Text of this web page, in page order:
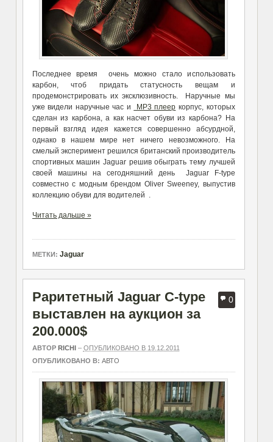
Последнее время очень можно стало использовать
карбон, чтоб придать статусность вещам и
продемонстрировать их эксклюзивность. Наручные мы
уже видели наручные час и
MP3 плеер корпус, которых
сделан из карбона, а как насчет обуви из карбона? На
первый взгляд идея кажется совершенно абсурдной,
однако в нашем мире нет ничего невозможного. На
смелый эксперимент решился британский производитель
спортивных машин Jaguar решив обыграть тему лучшей
своей машины на сегодняшний день Jaguar F-type
совместно с модным брендом Oliver Sweeney, выпустив
коллекцию обуви для водителей .
Читать дальше »
МЕТКИ: Jaguar
0
Раритетный Jaguar C-type
выставлен на аукцион за
200.000$
АВТОР RICHI – ОПУБЛИКОВАНО В 19.12.2011
ОПУБЛИКОВАНО В: АВТО